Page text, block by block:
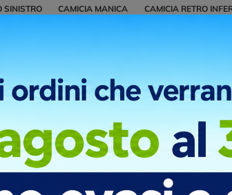
SINISTRO CAMICIA MANICA CAMICIA RETRO
SINISTRO CAMICIA MANICA CAMICIA RETRO